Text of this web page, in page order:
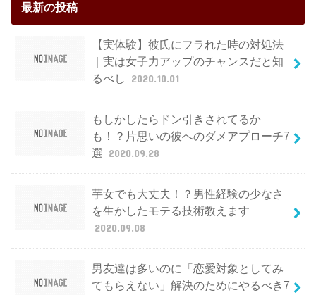
最新の投稿
【実体験】彼氏にフラれた時の対処法
｜実は女子力アップのチャンスだと知
るべし
2020.10.01
もしかしたらドン引きされてるか
も！？片思いの彼へのダメアプローチ7
選 2020.09.28
芋女でも大丈夫！？男性経験の少なさ
を生かしたモテる技術教えます
2020.09.08
男友達は多いのに「恋愛対象としてみ
てもらえない」解決のためにやるべき7